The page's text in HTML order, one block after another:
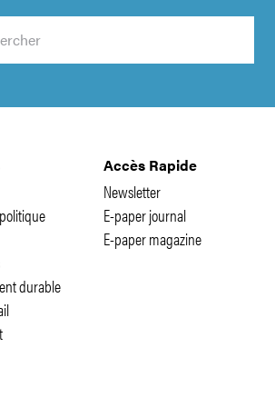
durable
Accès Rapide
Newsletter
E-paper journal
E-paper magazine